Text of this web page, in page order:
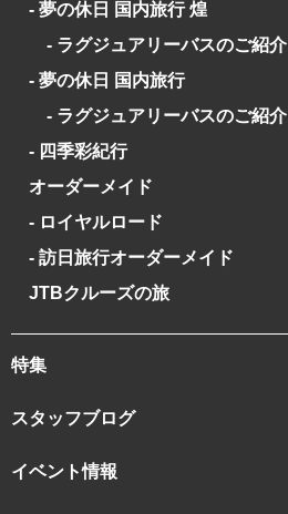
- 夢の休日 国内旅行 煌
- ラグジュアリーバスのご紹介
- 夢の休日 国内旅行
- ラグジュアリーバスのご紹介
- 四季彩紀行
オーダーメイド
- ロイヤルロード
- 訪日旅行オーダーメイド
JTBクルーズの旅
特集
スタッフブログ
イベント情報